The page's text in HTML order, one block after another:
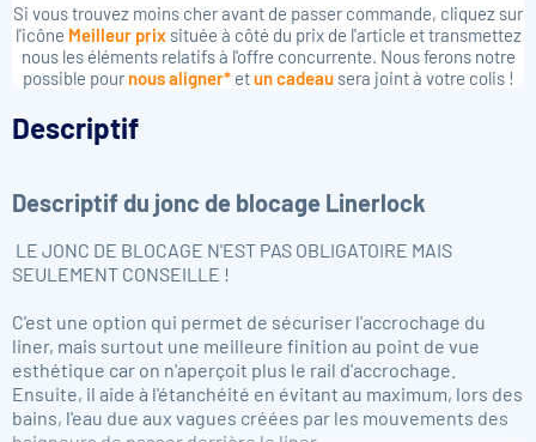
Si vous trouvez moins cher avant de passer commande, cliquez sur
l'icône Meilleur prixsituée à côté du prix de l'article et transmettez
nous les éléments relatifs à l'offre concurrente. Nous ferons notre
possible pour nous aligner*etun cadeausera joint à votre colis !
Descriptif
Descriptif du jonc de blocage Linerlock
LE JONC DE BLOCAGE N'EST PAS OBLIGATOIRE MAIS
SEULEMENT CONSEILLE !
C'est une option qui permet de sécuriser l'accrochage du
liner, mais surtout une meilleure finition au point de vue
esthétique car on n'aperçoit plus le rail d'accrochage.
Ensuite, il aide à l'étanchéité en évitant au maximum, lors des
bains, l'eau due aux vagues créées par les mouvements des